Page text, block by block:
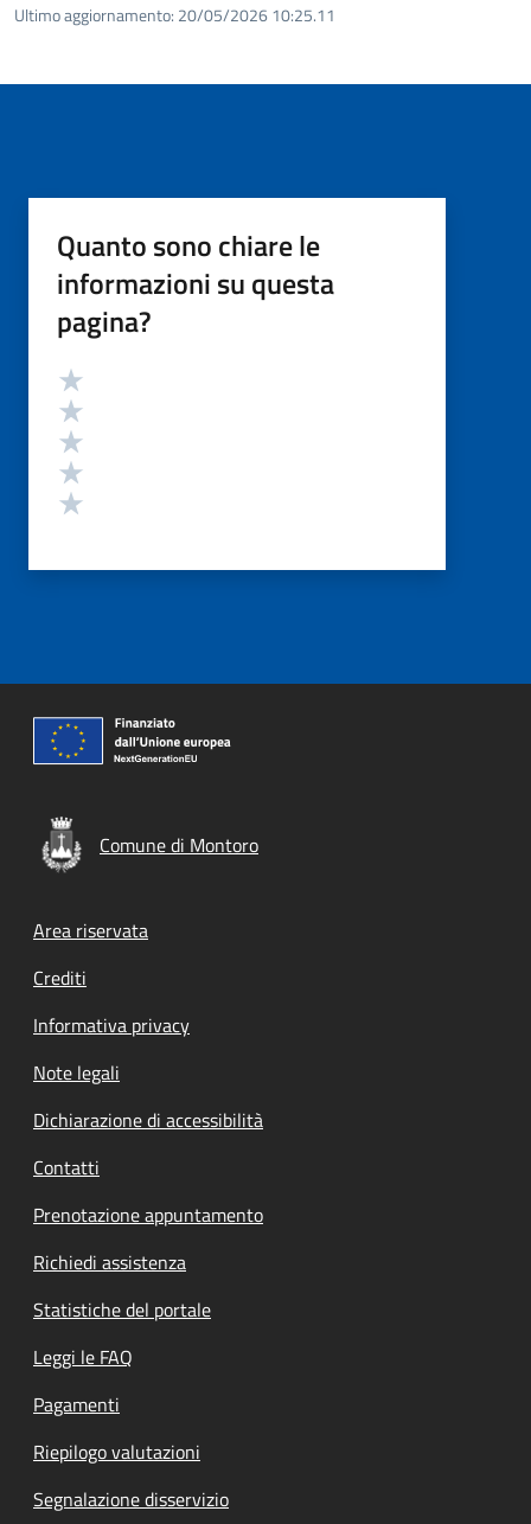
Ultimo aggiornamento: 20/05/2026 10:25.11
Quanto sono chiare le
informazioni su questa
pagina?
Valutazione
Comune di Montoro
Footer menu
Area riservata
Crediti
Informativa privacy
Note legali
Dichiarazione di accessibilità
Contatti
Prenotazione appuntamento
Richiedi assistenza
Statistiche del portale
Leggi le FAQ
Pagamenti
Riepilogo valutazioni
Segnalazione disservizio